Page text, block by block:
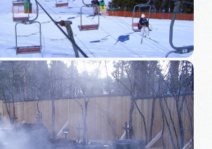
イト「ＶＩＳＩＴ岐阜県」
トドア観光キャンペーン
と観光エリアガイド
データベース